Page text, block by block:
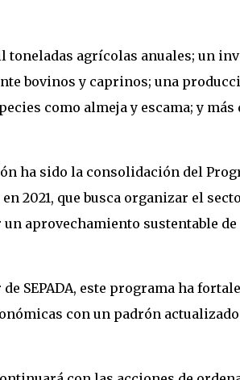
toneladas agrícolas anuales; un
bovinos y caprinos; una
como almeja y escama; y más
ha sido la consolidación del
2021, que busca organizar el
aprovechamiento sustentable
SEPADA, este programa ha
con un padrón